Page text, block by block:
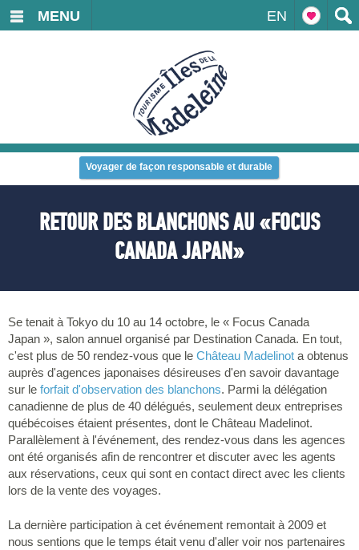
EN
MENU
Voyager de façon responsable et durable
RETOUR DES BLANCHONS AU «FOCUS
CANADA JAPAN»
Se tenait à Tokyo du 10 au 14 octobre, le « Focus Canada
Japan », salon annuel organisé par Destination Canada. En tout,
c'est plus de 50 rendez-vous que le Château Madelinot a obtenus
auprès d'agences japonaises désireuses d'en savoir davantage
sur le forfait d'observation des blanchons. Parmi la délégation
canadienne de plus de 40 délégués, seulement deux entreprises
québécoises étaient présentes, dont le Château Madelinot.
Parallèlement à l'événement, des rendez-vous dans les agences
ont été organisés afin de rencontrer et discuter avec les agents
aux réservations, ceux qui sont en contact direct avec les clients
lors de la vente des voyages.
La dernière participation à cet événement remontait à 2009 et
nous sentions que le temps était venu d'aller voir nos partenaires